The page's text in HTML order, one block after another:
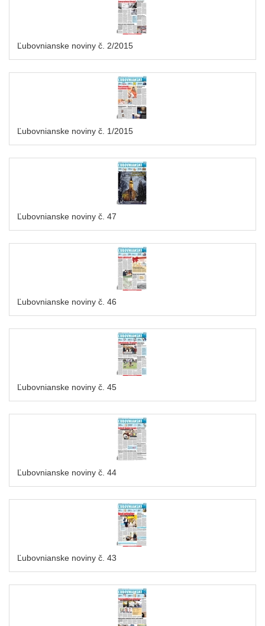
Ľubovnianske noviny č. 2/2015
Ľubovnianske noviny č. 1/2015
Ľubovnianske noviny č. 47
Ľubovnianske noviny č. 46
Ľubovnianske noviny č. 45
Ľubovnianske noviny č. 44
Ľubovnianske noviny č. 43